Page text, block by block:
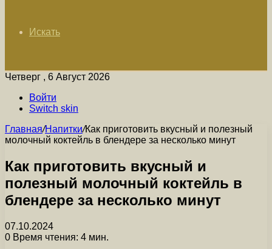
Искать
Четверг , 6 Август 2026
Войти
Switch skin
Главная/Напитки/Как приготовить вкусный и полезный
молочный коктейль в блендере за несколько минут
Как приготовить вкусный и
полезный молочный коктейль в
блендере за несколько минут
07.10.2024
0 Время чтения: 4 мин.